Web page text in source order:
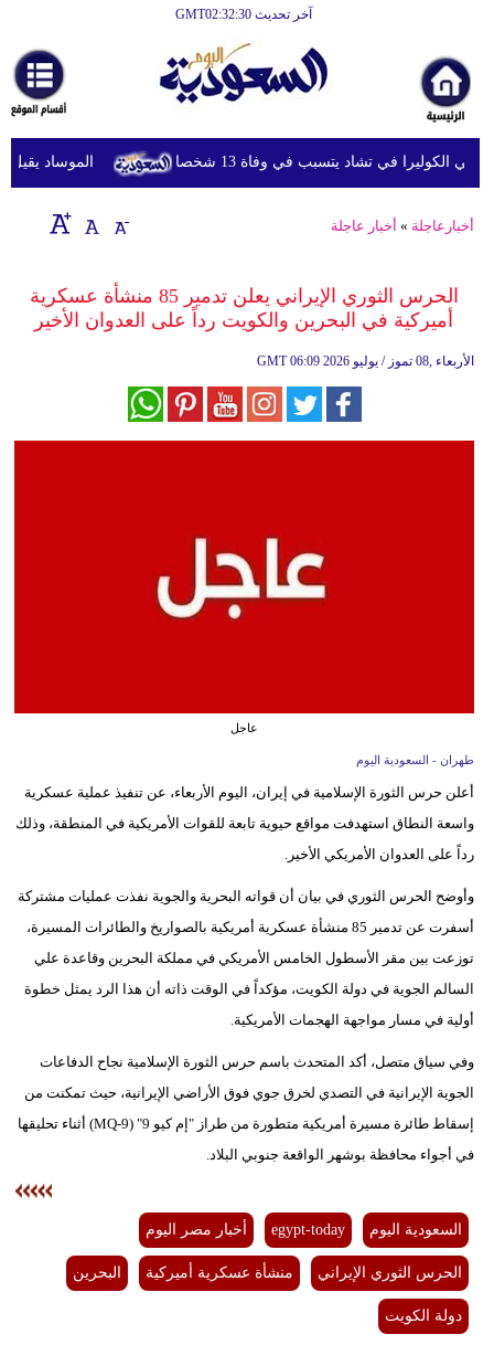
آخر تحديث GMT02:32:30
أخبارعاجلة
رياضة
ثقافة
إقتصاد
وموسيقى
علوم
وتكنولوجيا
مدوَّنات
سيارات
الموساد يقيل الكوليرا في تشاد يتسبب في وفاة 13 شخصا
أخبارعاجلة » أخبار عاجلة
الحرس الثوري الإيراني يعلن تدمير 85 منشأة عسكرية
أميركية في البحرين والكويت رداً على العدوان الأخير
GMT 06:09 2026 الأربعاء ,08 تموز / يوليو
عاجل
طهران - السعودية اليوم
أعلن حرس الثورة الإسلامية في إيران، اليوم الأربعاء، عن تنفيذ عملية عسكرية
واسعة النطاق استهدفت مواقع حيوية تابعة للقوات الأمريكية في المنطقة، وذلك
رداً على العدوان الأمريكي الأخير.
وأوضح الحرس الثوري في بيان أن قواته البحرية والجوية نفذت عمليات مشتركة
أسفرت عن تدمير 85 منشأة عسكرية أمريكية بالصواريخ والطائرات المسيرة،
توزعت بين مقر الأسطول الخامس الأمريكي في مملكة البحرين وقاعدة علي
السالم الجوية في دولة الكويت، مؤكداً في الوقت ذاته أن هذا الرد يمثل خطوة
أولية في مسار مواجهة الهجمات الأمريكية.
وفي سياق متصل، أكد المتحدث باسم حرس الثورة الإسلامية نجاح الدفاعات
الجوية الإيرانية في التصدي لخرق جوي فوق الأراضي الإيرانية، حيث تمكنت من
إسقاط طائرة مسيرة أمريكية متطورة من طراز "إم كيو 9" (MQ-9) أثناء تحليقها
في أجواء محافظة بوشهر الواقعة جنوبي البلاد.
السعودية اليوم egypt-today أخبار مصر اليوم
الحرس الثوري الإيراني منشأة عسكرية أميركية البحرين
دولة الكويت